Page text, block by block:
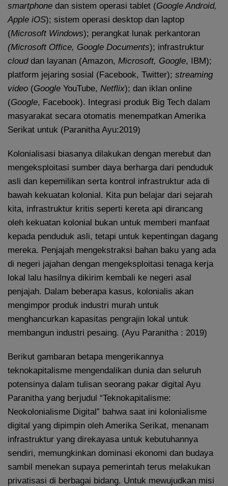
smartphone dan sistem operasi tablet (Google Android,
Apple iOS); sistem operasi desktop dan laptop
(Microsoft Windows); perangkat lunak perkantoran
(Microsoft Office, Google Documents); infrastruktur
clouddan layanan (Amazon, Microsoft, Google, IBM);
platform jejaring sosial (Facebook, Twitter); streaming
video (Google YouTube, Netflix); dan iklan online
(Google, Facebook). Integrasi produk Big Tech dalam
masyarakat secara otomatis menempatkan Amerika
Serikat untuk (Paranitha Ayu:2019)
Kolonialisasi biasanya dilakukan dengan merebut dan
mengeksploitasi sumber daya berharga dari penduduk
asli dan kepemilikan serta kontrol infrastruktur ada di
bawah kekuatan kolonial. Kita pun belajar dari sejarah
kita, infrastruktur kritis seperti kereta api dirancang
oleh kekuatan kolonial bukan untuk memberi manfaat
kepada penduduk asli, tetapi untuk kepentingan dagang
mereka. Penjajah mengekstraksi bahan baku yang ada
di negeri jajahan dengan mengeksploitasi tenaga kerja
lokal lalu hasilnya dikirim kembali ke negeri asal
penjajah. Dalam beberapa kasus, kolonialis akan
mengimpor produk industri murah untuk
menghancurkan kapasitas pengrajin lokal untuk
membangun industri pesaing. (Ayu Paranitha : 2019)
Berikut gambaran betapa mengerikannya
teknokapitalisme mengendalikan dunia dan seluruh
potensinya dalam tulisan seorang pakar digital Ayu
Paranitha yang berjudul “Teknokapitalisme:
Neokolonialisme Digital” bahwa saat ini kolonialisme
digital yang dipimpin oleh Amerika Serikat, menanam
infrastruktur yang direkayasa untuk kebutuhannya
sendiri, memungkinkan dominasi ekonomi dan budaya
sambil menekan supaya pemerintah terus melakukan
privatisasi di berbagai bidang. Untuk mewujudkan misi